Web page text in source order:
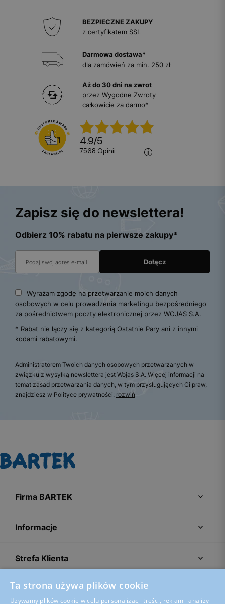
BEZPIECZNE ZAKUPY
z certyfikatem SSL
Darmowa dostawa*
dla zamówień za min. 250 zł
Aż do 30 dni na zwrot
przez Wygodne Zwroty
całkowicie za darmo*
4.9/5
7568 opinii
Zapisz się do newslettera!
Odbierz 10% rabatu na pierwsze zakupy*
Wyrażam zgodę na przetwarzanie moich danych
osobowych w celu prowadzenia marketingu bezpośredniego
za pośrednictwem poczty elektronicznej przez WOJAS S.A.
* Rabat nie łączy się z kategorią Ostatnie Pary ani z innymi
kodami rabatowymi.
Administratorem Twoich danych osobowych przetwarzanych w
związku z wysyłką newslettera jest Wojas S.A. Więcej informacji na
temat zasad przetwarzania danych, w tym przysługujących Ci praw,
znajdziesz w Polityce prywatności: rozwiń
Firma BARTEK
Informacje
Strefa Klienta
Porady
Ta strona używa plików cookie
Używamy plików cookie w celu personalizacji treści, reklam i analizy